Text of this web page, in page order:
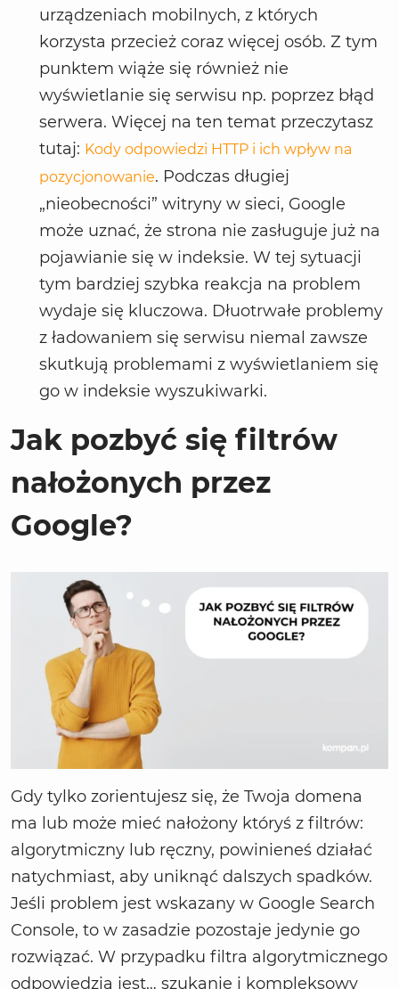
urządzeniach mobilnych, z których
korzysta przecież coraz więcej osób. Z tym
punktem wiąże się również nie
wyświetlanie się serwisu np. poprzez błąd
serwera. Więcej na ten temat przeczytasz
tutaj: Kody odpowiedzi HTTP i ich wpływ na
pozycjonowanie. Podczas długiej
„nieobecności” witryny w sieci, Google
może uznać, że strona nie zasługuje już na
pojawianie się w indeksie. W tej sytuacji
tym bardziej szybka reakcja na problem
wydaje się kluczowa. Dłuotrwałe problemy
z ładowaniem się serwisu niemal zawsze
skutkują problemami z wyświetlaniem się
go w indeksie wyszukiwarki.
Jak pozbyć się filtrów
nałożonych przez
Google?
Gdy tylko zorientujesz się, że Twoja domena
ma lub może mieć nałożony któryś z filtrów:
algorytmiczny lub ręczny, powinieneś działać
natychmiast, aby uniknąć dalszych spadków.
Jeśli problem jest wskazany w Google Search
Console, to w zasadzie pozostaje jedynie go
rozwiązać. W przypadku filtra algorytmicznego
odpowiedzią jest… szukanie i kompleksowy